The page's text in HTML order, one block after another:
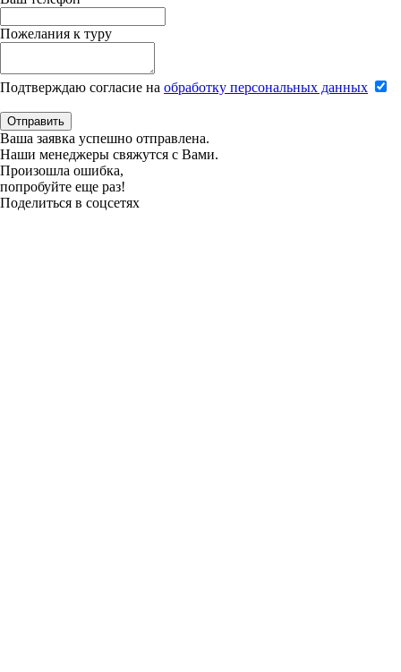
Пожелания к туру
Подтверждаю согласие на обработку персональных данных
Отправить
Ваша заявка успешно отправлена.
Наши менеджеры свяжутся с Вами.
Произошла ошибка,
попробуйте еще раз!
Поделиться в соцсетях